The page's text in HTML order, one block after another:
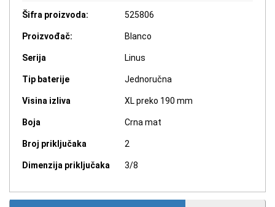
Šifra proizvoda: 525806
Proizvođač: Blanco
Serija Linus
Tip baterije Jednoručna
Visina izliva XL preko 190 mm
Boja Crna mat
Broj priključaka 2
Dimenzija priključaka 3/8